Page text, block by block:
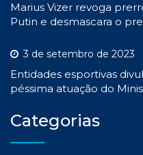
Marius Vizer revoga
Putin e desmascara o
3 de setembro de 2023
Entidades esportivas
péssima atuação do
Categorias